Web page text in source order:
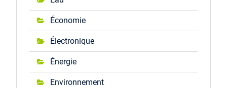
Économie
Électronique
Énergie
Environnement